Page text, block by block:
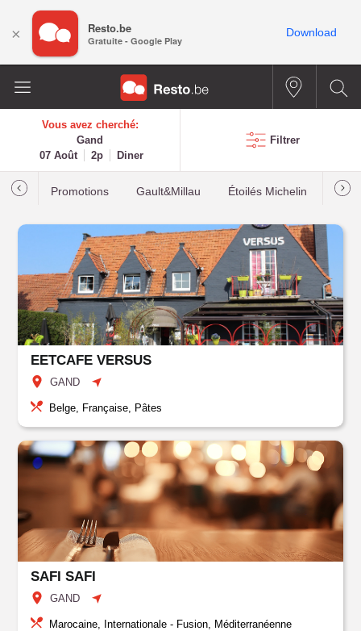
Vous avez cherché:
Gand
07 Août
2p Diner
Filtrer
Promotions Gault&Millau Étoilés Michelin Les
EETCAFE VERSUS
GAND
Belge, Française, Pâtes
SAFI SAFI
GAND
Marocaine, Internationale - Fusion, Méditerranéenne
× Resto.be
Gratuite - Google Play
Download